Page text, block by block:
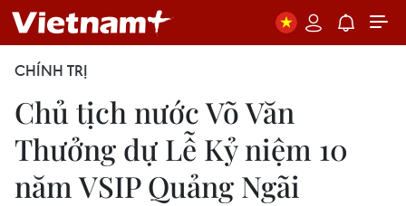
CHÍNH TRỊ
Chủ tịch nước Võ Văn
Thưởng dự Lễ Kỷ niệm 10
năm VSIP Quảng Ngãi